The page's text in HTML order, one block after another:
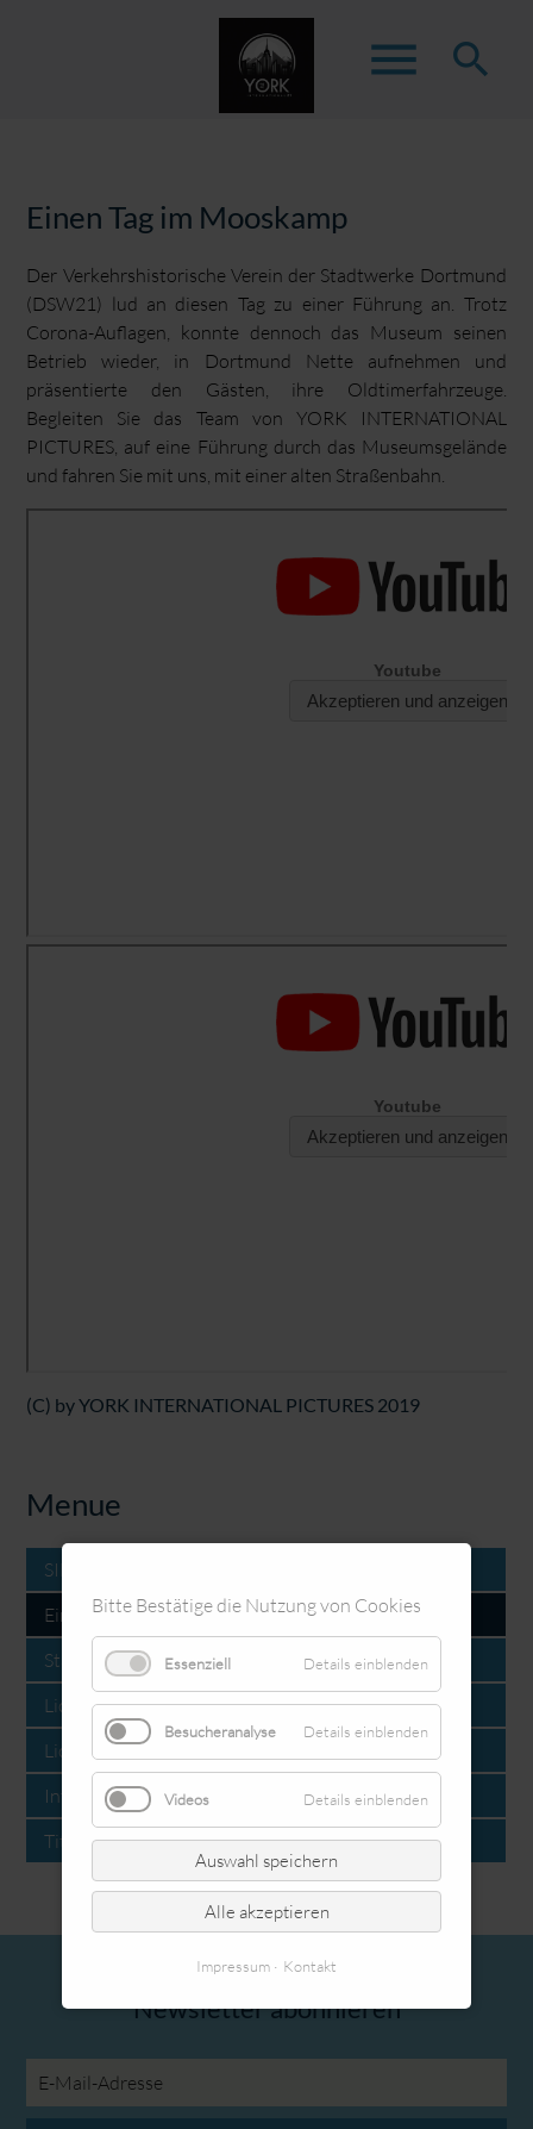
menu search
Einen Tag im Mooskamp
Der Verkehrshistorische Verein der Stadtwerke Dortmund
(DSW21) lud an diesen Tag zu einer Führung an. Trotz
Corona-Auflagen, konnte dennoch das Museum seinen
Betrieb wieder, in Dortmund Nette aufnehmen und
präsentierte den Gästen, ihre Oldtimerfahrzeuge.
Begleiten Sie das Team von YORK INTERNATIONAL
PICTURES, auf eine Führung durch das Museumsgelände
und fahren Sie mit uns, mit einer alten Straßenbahn.
(C) by YORK INTERNATIONAL PICTURES 2019
Menue
SILVESTER 2020 - Das Ende einer Ära? - Der Film
Einen Tag im Mooskamp (2020)
Stadtbahnen Dortmund (09/2019)
Lichterfest Fredenbaum 2019
Lichterfest Westfalenpark 2019
Intermodellbau 2019
Titanic (Paint) [2011]
Newsletter abonnieren
Adresse
Bitte Bestätige die Nutzung von Cookies
Essenziell Details einblenden
Besucheranalyse Details einblenden
Videos Details einblenden
Auswahl speichern
Alle akzeptieren
Impressum Kontakt